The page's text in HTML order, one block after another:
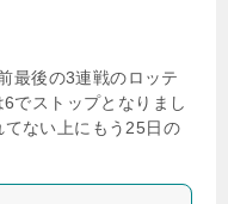
最後の3連戦のロッテ
でストップとなりまし
ない上にもう25日の